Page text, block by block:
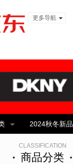
更多导航
2024秋冬新品
CLASSIFICATION
商品分类